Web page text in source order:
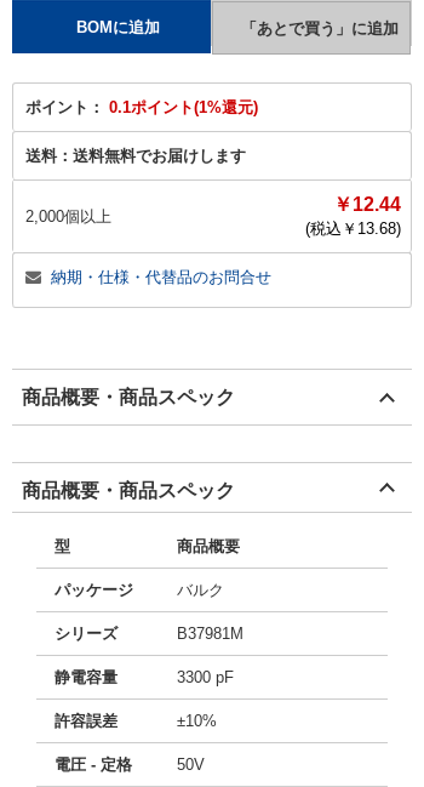
ポイント： 0.1ポイント(1%還元)
送料： 送料無料でお届けします
2,000個以上
￥12.44
(税込￥ 13.68)
納期・仕様・代替品のお問合せ
商品概要・商品スペック
商品概要・商品スペック
型 商品概要
パッケージ バルク
シリーズ B37981M
静電容量 3300 pF
許容誤差 ±10%
電圧 - 定格 50V